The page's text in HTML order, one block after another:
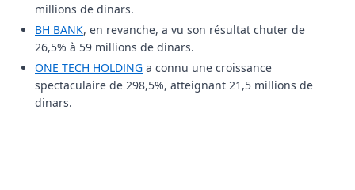
millions de dinars.
BH BANK, en revanche, a vu son résultat chuter de
26,5% à 59 millions de dinars.
ONE TECH HOLDING a connu une croissance
spectaculaire de 298,5%, atteignant 21,5 millions de
dinars.